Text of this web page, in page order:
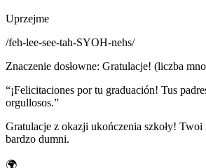
Uprzejme
/feh-lee-see-tah-SYOH-nehs/
Znaczenie dosłowne: Gratulacje! (liczba
“¡Felicitaciones por tu graduación! Tus
orgullosos.”
Gratulacje z okazji ukończenia szkoły! Twoi
bardzo dumni.
🌍